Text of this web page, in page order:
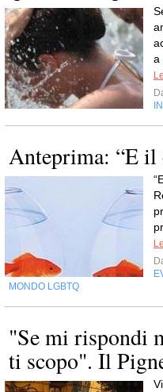
a
Anteprima: “E il
MONDO LGBTQ
"Se mi rispondi
ti scopo". Il